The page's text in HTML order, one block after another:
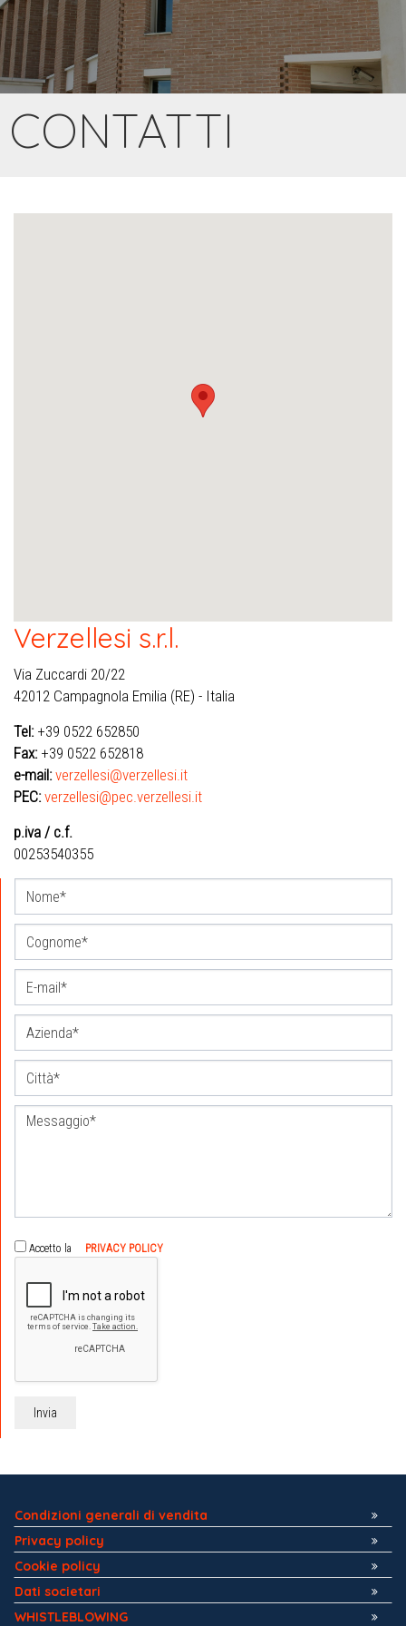
CONTATTI
Verzellesi s.r.l.
Via Zuccardi 20/22
42012 Campagnola Emilia (RE) - Italia
Tel: +39 0522 652850
Fax: +39 0522 652818
e-mail: verzellesi@verzellesi.it
PEC: verzellesi@pec.verzellesi.it
p.iva / c.f.
00253540355
Accetto la PRIVACY POLICY
Condizioni generali di vendita
Privacy policy
Cookie policy
Dati societari
WHISTLEBLOWING